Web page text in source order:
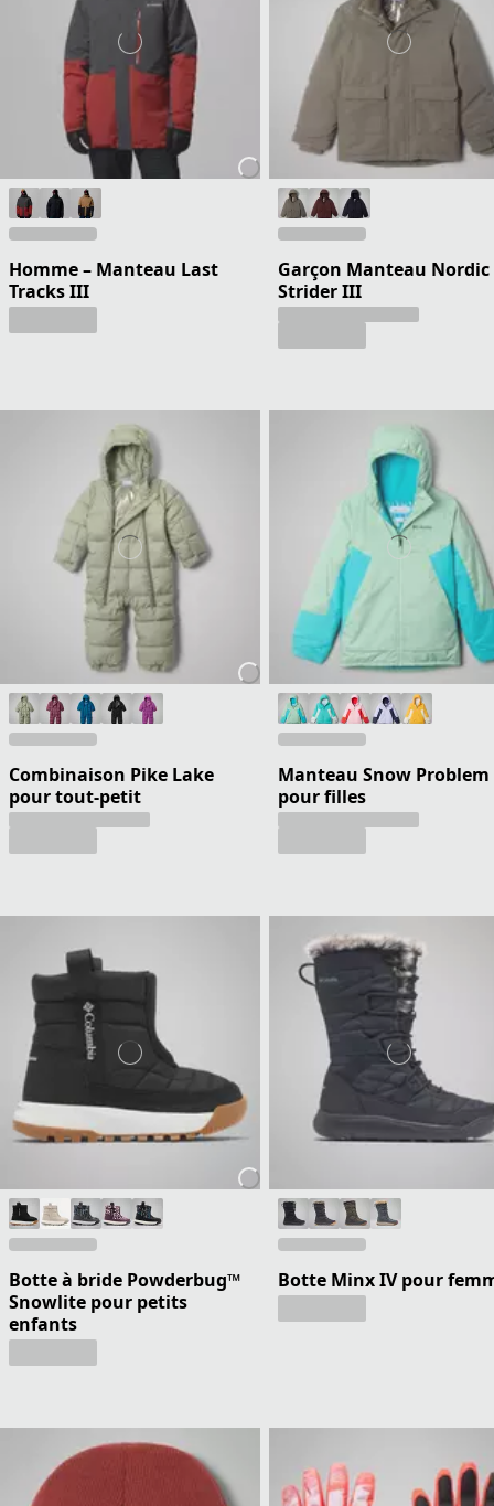
Homme – Manteau Last
Tracks III
Garçon Manteau Nordic
Strider III
Combinaison Pike Lake
pour tout-petit
Manteau Snow Problem
pour filles
Botte à bride Powderbug™
Snowlite pour petits
enfants
Botte Minx IV pour